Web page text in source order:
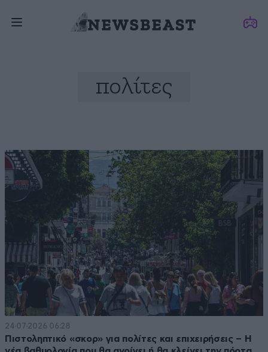
πολίτες
24·07·2026 06:28
Πιστοληπτικό «σκορ» για πολίτες και επιχειρήσεις – Η